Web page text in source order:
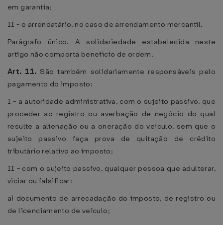
em garantia;
II - o arrendatário, no caso de arrendamento mercantil.
Parágrafo único. A solidariedade estabelecida neste
artigo não comporta benefício de ordem.
Art. 11. São também solidariamente responsáveis pelo
pagamento do imposto:
I - a autoridade administrativa, com o sujeito passivo, que
proceder ao registro ou averbação de negócio do qual
resulte a alienação ou a oneração do veículo, sem que o
sujeito passivo faça prova de quitação de crédito
tributário relativo ao imposto;
II - com o sujeito passivo, qualquer pessoa que adulterar,
viciar ou falsificar:
a) documento de arrecadação do imposto, de registro ou
de licenciamento de veículo;